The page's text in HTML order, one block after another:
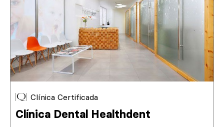
Clínica Certificada
Clínica Dental Healthdent